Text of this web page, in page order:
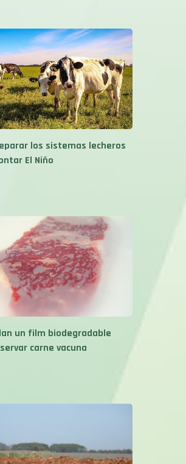
los sistemas lecheros
El Niño
un film biodegradable
carne vacuna